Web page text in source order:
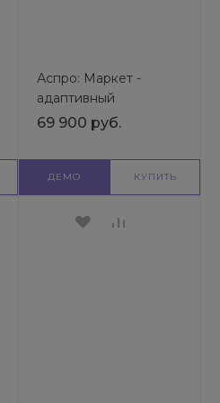
Аспро: Маркет -
адаптивный
интернет-магазин |
универсального сайта
69 900 руб.
ДЕМО КУПИТЬ